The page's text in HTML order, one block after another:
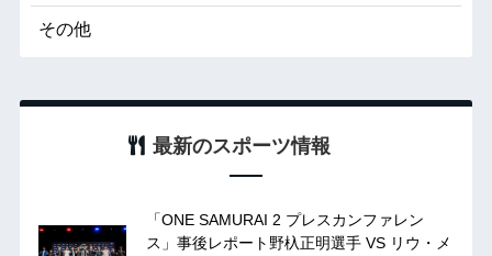
その他
最新のスポーツ情報
「ONE SAMURAI 2 プレスカンファレン
ス」事後レポート野杁正明選手 VS リウ・メ